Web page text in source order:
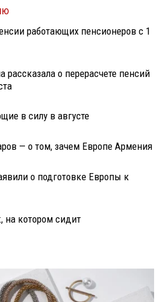
работающих пенсионеров с 1
рассказала о перерасчете пенсий
в силу в августе
— о том, зачем Европе Армения
о подготовке Европы к
на котором сидит